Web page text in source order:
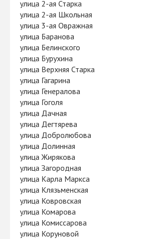
улица 2-ая Старка
улица 2-ая Школьная
улица 3-ая Овражная
улица Баранова
улица Белинского
улица Бурухина
улица Верхняя Старка
улица Гагарина
улица Генералова
улица Гоголя
улица Дачная
улица Дегтярева
улица Добролюбова
улица Долинная
улица Жирякова
улица Загородная
улица Карла Маркса
улица Клязьменская
улица Ковровская
улица Комарова
улица Комиссарова
улица Коруновой